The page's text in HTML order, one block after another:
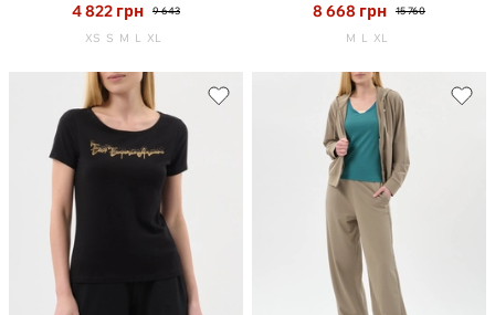
4 822 грн 9 643
XS S M L XL
8 668 грн 15 760
M L XL